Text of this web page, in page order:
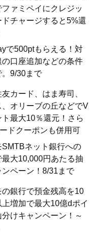
ファミペイにクレジッ
ドチャージすると5%還
で500ptもらえる！対
の口座追加などの条件
。9/30まで
カード、はま寿司、
、オリーブの丘などでV
ト最大10％還元！さら
ドクーポンも併用可
SMTBネット銀行への
最大10,000円あたる抽
ンペーン！8/31まで
の銀行で預金残高を10
増加で最大10億dポイ
分けキャンペーン！～